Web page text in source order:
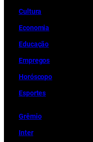
Cultura
Economia
Educação
Empregos
Horóscopo
Esportes
Grêmio
Inter